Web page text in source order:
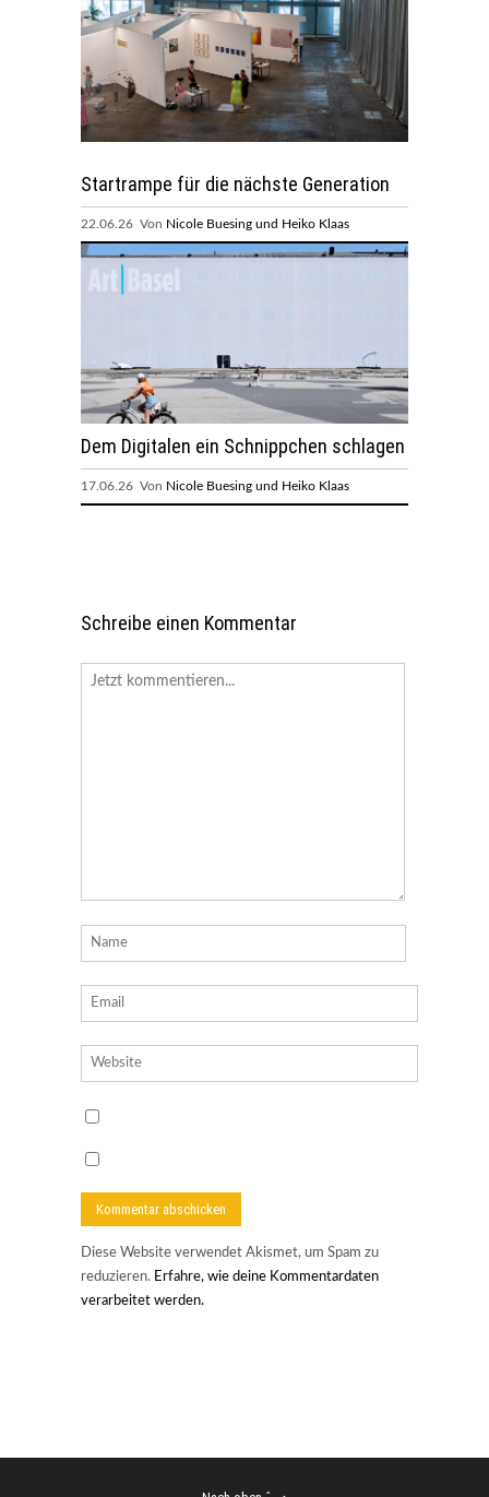
Startrampe für die nächste Generation
22.06.26 Von Nicole Buesing und Heiko Klaas
Dem Digitalen ein Schnippchen schlagen
17.06.26 Von Nicole Buesing und Heiko Klaas
Schreibe einen Kommentar
Diese Website verwendet Akismet, um Spam zu
reduzieren. Erfahre, wie deine Kommentardaten
verarbeitet werden.